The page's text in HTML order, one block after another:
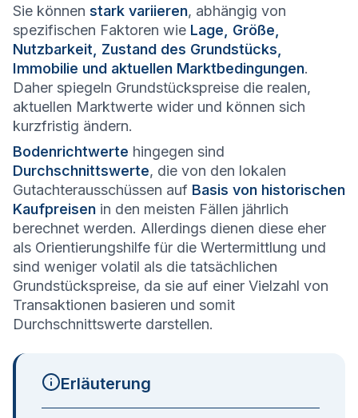
Sie können stark variieren, abhängig von
spezifischen Faktoren wie Lage, Größe,
Nutzbarkeit, Zustand des Grundstücks,
Immobilie und aktuellen Marktbedingungen.
Daher spiegeln Grundstückspreise die realen,
aktuellen Marktwerte wider und können sich
kurzfristig ändern.
Bodenrichtwerte hingegen sind
Durchschnittswerte, die von den lokalen
Gutachterausschüssen auf Basis von historischen
Kaufpreisen in den meisten Fällen jährlich
berechnet werden. Allerdings dienen diese eher
als Orientierungshilfe für die Wertermittlung und
sind weniger volatil als die tatsächlichen
Grundstückspreise, da sie auf einer Vielzahl von
Transaktionen basieren und somit
Durchschnittswerte darstellen.
Erläuterung